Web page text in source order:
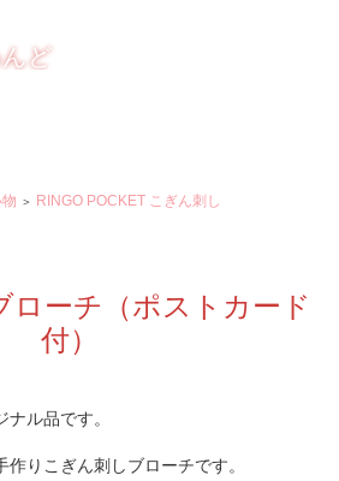
ど
＞
RINGO POCKET こぎん刺し
ローチ（ポストカード
付）
ナル品です。
りこぎん刺しブローチです。